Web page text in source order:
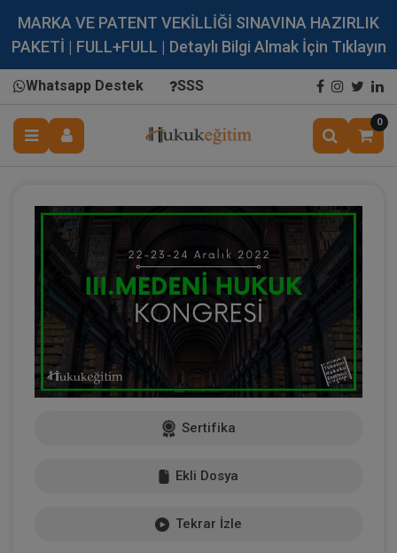
MARKA VE PATENT VEKİLLİĞİ SINAVINA HAZIRLIK
PAKETİ | FULL+FULL | Detaylı Bilgi Almak İçin Tıklayın
Whatsapp Destek SSS
0
Sertifika
Ekli Dosya
Tekrar İzle